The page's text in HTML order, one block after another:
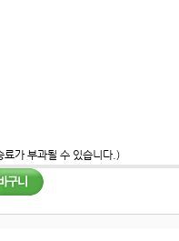
료가 부과될 수 있습니다.)